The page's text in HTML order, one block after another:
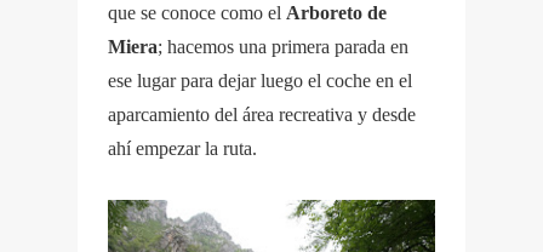
que se conoce como el Arboreto de
Miera; hacemos una primera parada en
ese lugar para dejar luego el coche en el
aparcamiento del área recreativa y desde
ahí empezar la ruta.